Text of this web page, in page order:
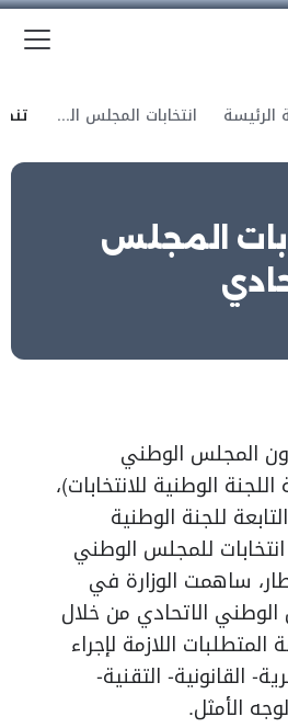
الرئيسة انتخابات المجلس الوطني الاتحادي
المجلس
المجلس الوطني
الوطنية للانتخابات)،
للجنة الوطنية
للمجلس الوطني
ساهمت الوزارة في
الوطني الاتحادي من خلال
اللازمة لإجراء
القانونية- التقنية-
الأمثل.